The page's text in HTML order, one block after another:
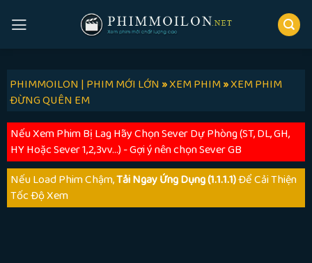
PHIMMOILON | PHIM MỚI LỚN»XEM PHIM»XEM PHIM
ĐỪNG QUÊN EM
Nếu Xem Phim Bị Lag Hãy Chọn Sever Dự Phòng (ST, DL, GH,
HY Hoặc Sever 1,2,3vv...) - Gợi ý nên chọn Sever GB
Nếu Load Phim Chậm,Tải Ngay Ứng Dụng (1.1.1.1)Để Cải Thiện
Tốc Độ Xem